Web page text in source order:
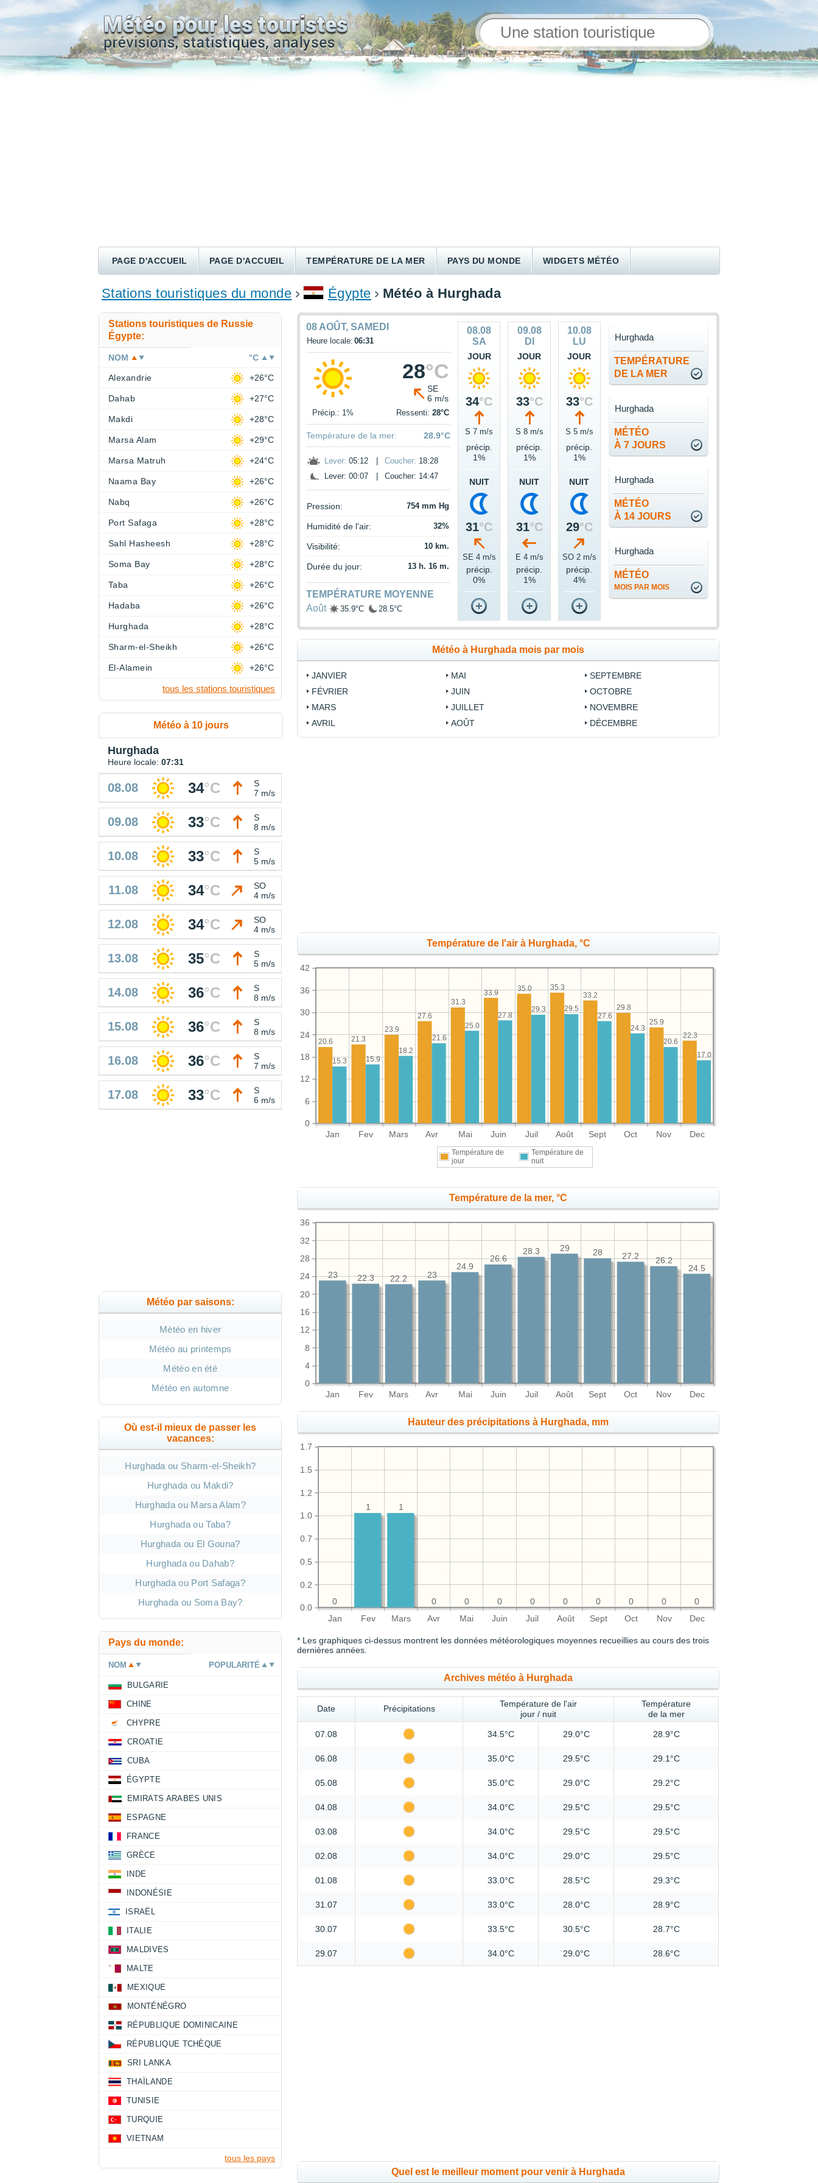
PAGE D'ACCUEIL PAGE D'ACCUEIL TEMPÉRATURE DE LA MER PAYS DU MONDE WIDGETS MÉTÉO
RECHERCHER UN HÔTEL
Stations touristiques du monde Égypte Météo à Hurghada
08 AOÛT, SAMEDI
Heure locale: 06:31
28°C
SE
6 m/s
Précip.: 1% Ressenti:28°C
Température de la mer: 28.9°C
Lever: 05:12 Coucher: 18:28
Lever: 00:07
Coucher: 14:47
Pression: 754 mm Hg
Humidité de l'air: 32%
Visibilité: 10 km.
Durée du jour: 13 h. 16 m.
TEMPÉRATURE MOYENNE
Août
35.9°C 28.5°C
08.08
SA
JOUR
34°C
S 7 m/s
précip.
1%
NUIT
31°C
SE 4 m/s
précip.
0%
09.08
DI
JOUR
33°C
S 8 m/s
précip.
1%
NUIT
31°C
E 4 m/s
précip.
1%
10.08
LU
JOUR
33°C
S 5 m/s
précip.
1%
NUIT
29°C
SO 2 m/s
précip.
4%
TEMPÉRATURE
DE LA MER
Hurghada
MÉTÉO
À 7 JOURS
Hurghada
MÉTÉO
À 14 JOURS
Hurghada
MÉTÉO
MOIS PAR MOIS
Hurghada
Météo à Hurghada mois par mois
JANVIER
FÉVRIER
MARS
AVRIL
MAI
JUIN
JUILLET
AOÛT
SEPTEMBRE
OCTOBRE
NOVEMBRE
DÉCEMBRE
Température de l'air à Hurghada, °C
Jan Fev Mars Avr Mai Juin Juil Août Sept Oct Nov Dec
0
6
12
18
24
30
36
42
22.3
25.9
29.8
33.2
35.3
35.0
33.9
31.3
27.6
23.9
21.3
20.6
17.0
20.6
24.3
27.6
29.5
29.3
27.8
25.0
21.6
18.2
15.9
15.3
Température de
jour
Température de
nuit
Température de la mer, °C
Jan Fev Mars Avr Mai Juin Juil Août Sept Oct Nov Dec
0
4
8
12
16
20
24
28
32
36
24.5
26.2
27.2
28
29
28.3
26.6
24.9
23
22.2
22.3
23
Hauteur des précipitations à Hurghada, mm
Jan Fev Mars Avr Mai Juin Juil Août Sept Oct Nov Dec
0.0
0.2
0.5
0.7
1.0
1.2
1.5
1.7
0
0
0
0
0
0
0
0
0
1
1
0
* Les graphiques ci-dessus montrent les données météorologiques moyennes recueillies au cours des trois
dernières années.
Archives météo à Hurghada
Date Précipitations
Température de l'air
jour / nuit
Température
de la mer
07.08 34.5°C 29.0°C 28.9°C
06.08 35.0°C 29.5°C 29.1°C
05.08 35.0°C 29.0°C 29.2°C
04.08 34.0°C 29.5°C 29.5°C
03.08 34.0°C 29.5°C 29.5°C
02.08 34.0°C 29.0°C 29.5°C
01.08 33.0°C 28.5°C 29.3°C
31.07 33.0°C 28.0°C 28.9°C
30.07 33.5°C 30.5°C 28.7°C
29.07 34.0°C 29.0°C 28.6°C
Quel est le meilleur moment pour venir à Hurghada
Stations touristiques de Russie
Égypte:
NOM °C
Alexandrie +26°C
Dahab +27°C
Makdi +28°C
Marsa Alam +29°C
Marsa Matruh +24°C
Naama Bay +26°C
Nabq +26°C
Port Safaga +28°C
Sahl Hasheesh +28°C
Soma Bay +28°C
Taba +26°C
Hadaba +26°C
Hurghada +28°C
Sharm-el-Sheikh +26°C
El-Alamein +26°C
tous les stations touristiques
Météo à 10 jours
Hurghada
Heure locale: 07:31
08.08 34°C
S
7 m/s
09.08 33°C
S
8 m/s
10.08 33°C
S
5 m/s
11.08 34°C
SO
4 m/s
12.08 34°C
SO
4 m/s
13.08 35°C
S
5 m/s
14.08 36°C
S
8 m/s
15.08 36°C
S
8 m/s
16.08 36°C
S
7 m/s
17.08 33°C
S
6 m/s
Météo par saisons:
Météo en hiver
Météo au printemps
Météo en été
Météo en automne
Où est-il mieux de passer les
vacances:
Hurghada ou Sharm-el-Sheikh?
Hurghada ou Makdi?
Hurghada ou Marsa Alam?
Hurghada ou Taba?
Hurghada ou El Gouna?
Hurghada ou Dahab?
Hurghada ou Port Safaga?
Hurghada ou Soma Bay?
Pays du monde:
NOM POPULARITÉ
BULGARIE
CHINE
CHYPRE
CROATIE
CUBA
ÉGYPTE
EMIRATS ARABES UNIS
ESPAGNE
FRANCE
GRÈCE
INDE
INDONÉSIE
ISRAËL
ITALIE
MALDIVES
MALTE
MEXIQUE
MONTÉNÉGRO
RÉPUBLIQUE DOMINICAINE
RÉPUBLIQUE TCHÈQUE
SRI LANKA
THAÏLANDE
TUNISIE
TURQUIE
VIETNAM
tous les pays